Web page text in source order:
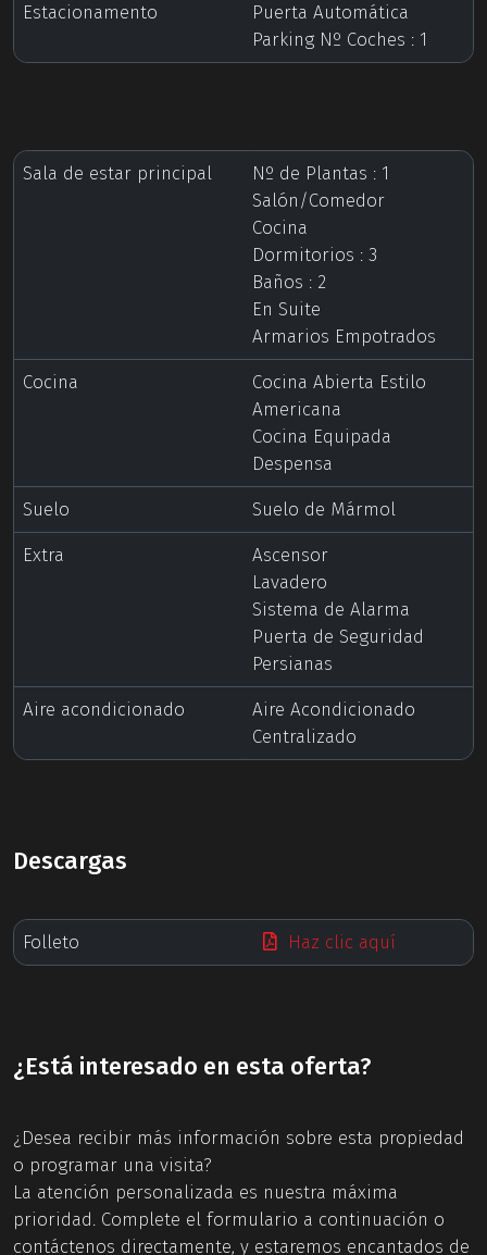
Estacionamento
Puerta Automática
Parking Nº Coches : 1
Sala de estar principal
Nº de Plantas : 1
Salón/Comedor
Cocina
Dormitorios : 3
Baños : 2
En Suite
Armarios Empotrados
Cocina
Cocina Abierta Estilo
Americana
Cocina Equipada
Despensa
Suelo
Suelo de Mármol
Extra
Ascensor
Lavadero
Sistema de Alarma
Puerta de Seguridad
Persianas
Aire acondicionado
Aire Acondicionado
Centralizado
Descargas
Folleto Haz clic aquí
¿Está interesado en esta oferta?
¿Desea recibir más información sobre esta propiedad
o programar una visita?
La atención personalizada es nuestra máxima
prioridad. Complete el formulario a continuación o
contáctenos directamente, y estaremos encantados de